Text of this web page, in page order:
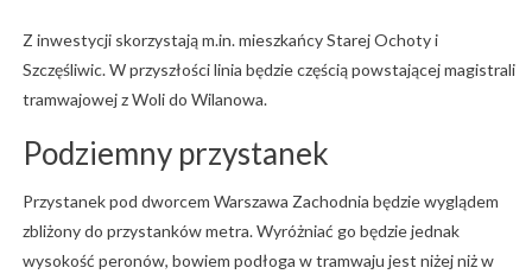
Z inwestycji skorzystają m.in. mieszkańcy Starej Ochoty i
Szczęśliwic. W przyszłości linia będzie częścią powstającej magistrali
tramwajowej z Woli do Wilanowa.
Podziemny przystanek
Przystanek pod dworcem Warszawa Zachodnia będzie wyglądem
zbliżony do przystanków metra. Wyróżniać go będzie jednak
wysokość peronów, bowiem podłoga w tramwaju jest niżej niż w